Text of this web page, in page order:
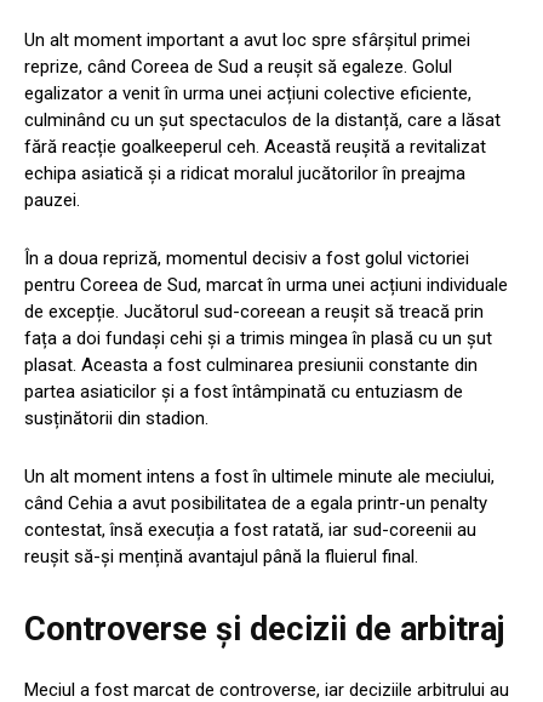
Un alt moment important a avut loc spre sfârșitul primei
reprize, când Coreea de Sud a reușit să egaleze. Golul
egalizator a venit în urma unei acțiuni colective eficiente,
culminând cu un șut spectaculos de la distanță, care a lăsat
fără reacție goalkeeperul ceh. Această reușită a revitalizat
echipa asiatică și a ridicat moralul jucătorilor în preajma
pauzei.
În a doua repriză, momentul decisiv a fost golul victoriei
pentru Coreea de Sud, marcat în urma unei acțiuni individuale
de excepție. Jucătorul sud-coreean a reușit să treacă prin
fața a doi fundași cehi și a trimis mingea în plasă cu un șut
plasat. Aceasta a fost culminarea presiunii constante din
partea asiaticilor și a fost întâmpinată cu entuziasm de
susținătorii din stadion.
Un alt moment intens a fost în ultimele minute ale meciului,
când Cehia a avut posibilitatea de a egala printr-un penalty
contestat, însă execuția a fost ratată, iar sud-coreenii au
reușit să-și mențină avantajul până la fluierul final.
Controverse și decizii de arbitraj
Meciul a fost marcat de controverse, iar deciziile arbitrului au